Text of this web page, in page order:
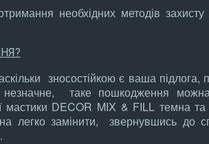
необхідних методів захисту
зносостійкою є ваша
таке пошкодження
мастики DECOR MIX & FILL темна
легко замінити, звернувшись до